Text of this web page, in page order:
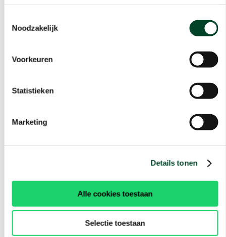
Noodzakelijk
Voorkeuren
Statistieken
Marketing
Details tonen
Alle cookies toestaan
Selectie toestaan